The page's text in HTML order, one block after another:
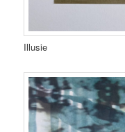
Illusie